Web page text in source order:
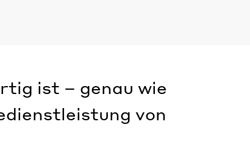
ist – genau wie
von